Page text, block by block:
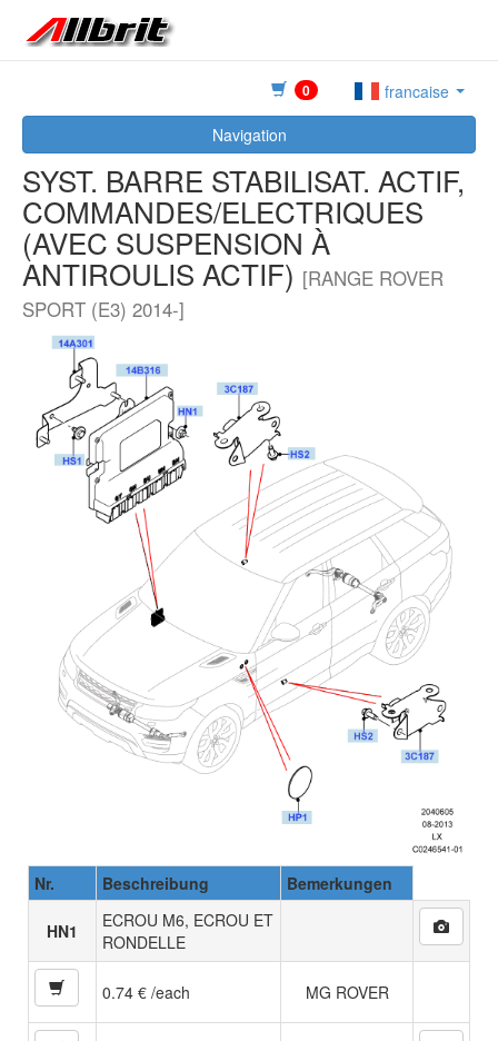
0
francaise
Navigation
SYST. BARRE STABILISAT. ACTIF,
COMMANDES/ELECTRIQUES
(AVEC SUSPENSION À
ANTIROULIS ACTIF) [RANGE ROVER
SPORT (E3) 2014-]
Nr. Beschreibung Bemerkungen
HN1
ECROU M6, ECROU ET
RONDELLE
0.74 € /each MG ROVER